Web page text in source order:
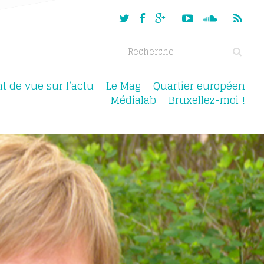
de vue sur l’actu Le Mag Quartier européen
Médialab Bruxellez-moi !